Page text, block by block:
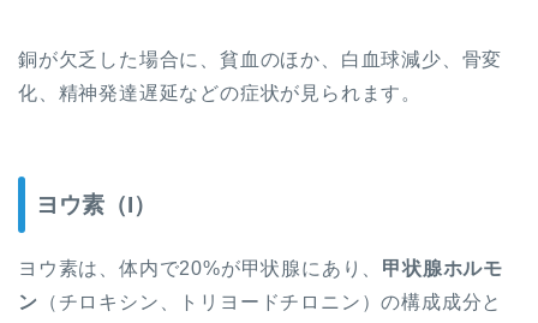
銅が欠乏した場合に、貧血のほか、白血球減少、骨変
化、精神発達遅延な どの症状が見られます。
ヨウ素（I）
ヨウ素は、体内で20%が甲状腺にあり、 甲状腺ホルモ
ン （チロキシン、トリヨードチロニン）の構成成分と